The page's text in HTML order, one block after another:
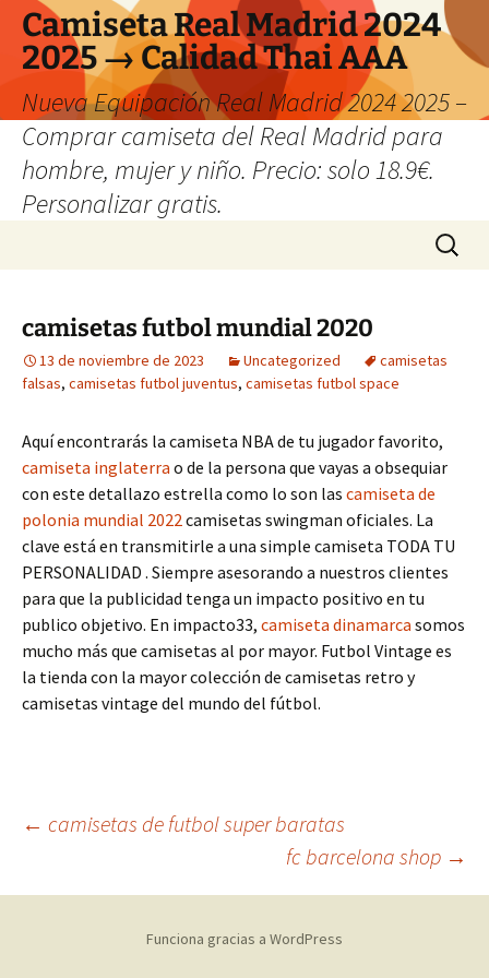
Camiseta Real Madrid 2024
2025 → Calidad Thai AAA
Nueva Equipación Real Madrid 2024 2025 –
Comprar camiseta del Real Madrid para
hombre, mujer y niño. Precio: solo 18.9€.
Personalizar gratis.
Buscar:
camisetas futbol mundial 2020
13 de noviembre de 2023 Uncategorized
camisetas
falsas, camisetas futbol juventus, camisetas futbol space
Aquí encontrarás la camiseta NBA de tu jugador favorito,
camiseta inglaterra o de la persona que vayas a obsequiar
con este detallazo estrella como lo son las camiseta de
polonia mundial 2022camisetas swingman oficiales. La
clave está en transmitirle a una simple camiseta TODA TU
PERSONALIDAD . Siempre asesorando a nuestros clientes
para que la publicidad tenga un impacto positivo en tu
publico objetivo. En impacto33, camiseta dinamarca somos
mucho más que camisetas al por mayor. Futbol Vintage es
la tienda con la mayor colección de camisetas retro y
camisetas vintage del mundo del fútbol.
Navegación
de
← camisetas de futbol super baratas
fc barcelona shop →
Funciona gracias a WordPress